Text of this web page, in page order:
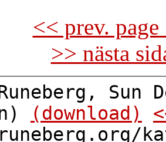
<< prev.
>> nästa
Sun
(download)